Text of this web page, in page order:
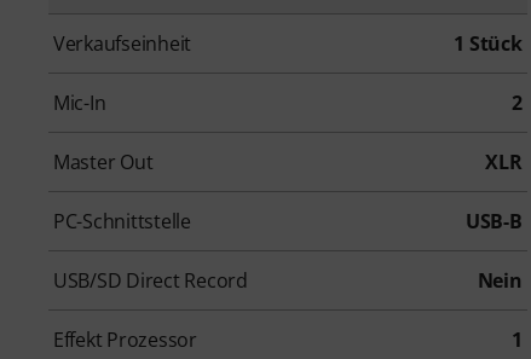
Verkaufseinheit 1 Stück
Mic-In 2
Master Out XLR
PC-Schnittstelle USB-B
USB/SD Direct Record Nein
Effekt Prozessor 1